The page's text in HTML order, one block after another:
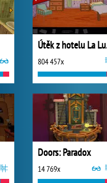
804 457x
Doors: Paradox
14 769x